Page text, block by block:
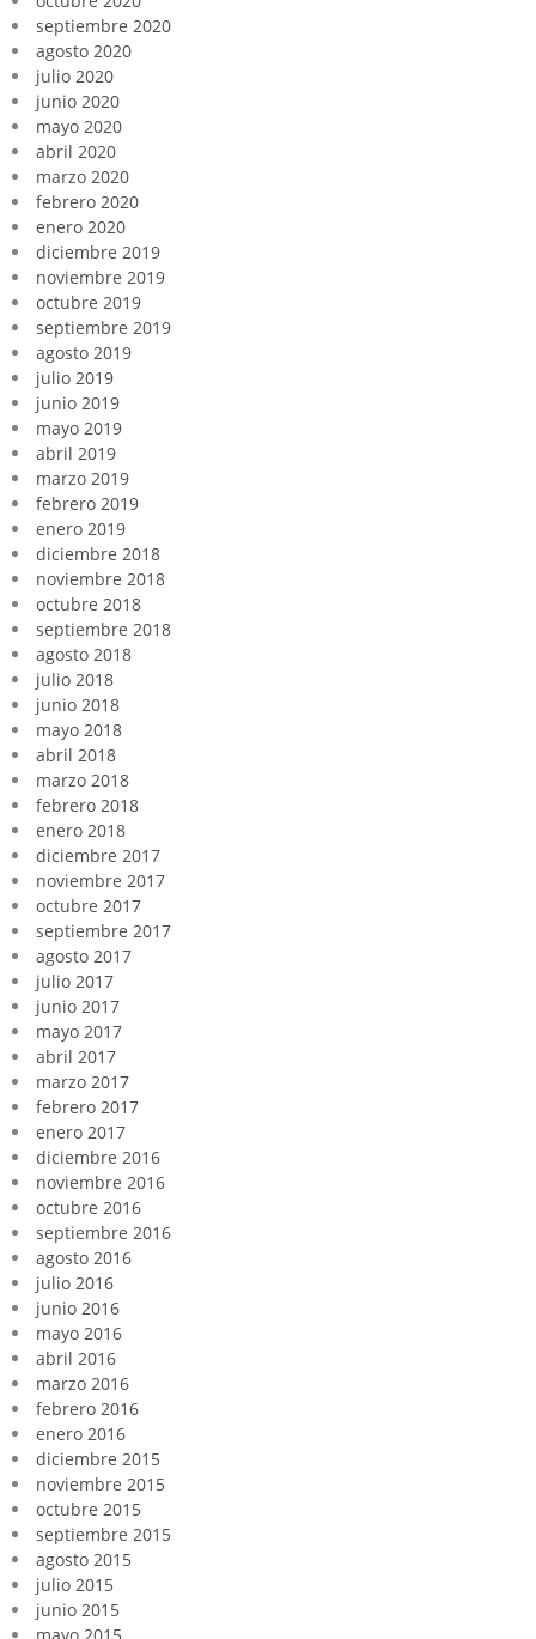
septiembre 2020
agosto 2020
julio 2020
junio 2020
mayo 2020
abril 2020
marzo 2020
febrero 2020
enero 2020
diciembre 2019
noviembre 2019
octubre 2019
septiembre 2019
agosto 2019
julio 2019
junio 2019
mayo 2019
abril 2019
marzo 2019
febrero 2019
enero 2019
diciembre 2018
noviembre 2018
octubre 2018
septiembre 2018
agosto 2018
julio 2018
junio 2018
mayo 2018
abril 2018
marzo 2018
febrero 2018
enero 2018
diciembre 2017
noviembre 2017
octubre 2017
septiembre 2017
agosto 2017
julio 2017
junio 2017
mayo 2017
abril 2017
marzo 2017
febrero 2017
enero 2017
diciembre 2016
noviembre 2016
octubre 2016
septiembre 2016
agosto 2016
julio 2016
junio 2016
mayo 2016
abril 2016
marzo 2016
febrero 2016
enero 2016
diciembre 2015
noviembre 2015
octubre 2015
septiembre 2015
agosto 2015
julio 2015
junio 2015